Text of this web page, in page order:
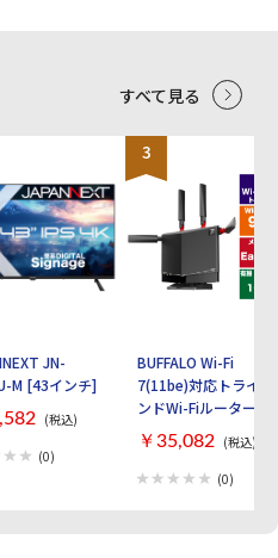
すべて見る
JN-
M [43インチ]
(税込)
(0)
3
BUFFALO Wi-Fi
7(11be)対応トライバ
ンドWi-Fiルーター
AirStation
WXR9300BE6P [ブラ
ック]
￥35,082 (税込)
(0)